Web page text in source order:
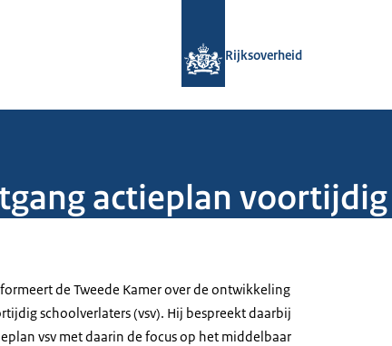
Rijksoverheid
actieplan
de Tweede Kamer over de ontwikkeling
schoolverlaters (vsv). Hij bespreekt daarbij
vsv met daarin de focus op het middelbaar